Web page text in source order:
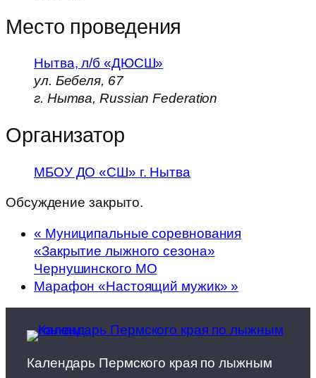
Место проведения
Нытва, л/б «ДЮСШ»
ул. Бебеля, 67
г. Нытва, Russian Federation
Организатор
МБОУ ДО «СШ» г. Нытва
Обсуждение закрыто.
« Муниципальные соревнования
«Закрытие лыжного сезона»
Чернушинского МО
Марафон «Настоящий мужик»»
Календарь Пермского края по лыжным